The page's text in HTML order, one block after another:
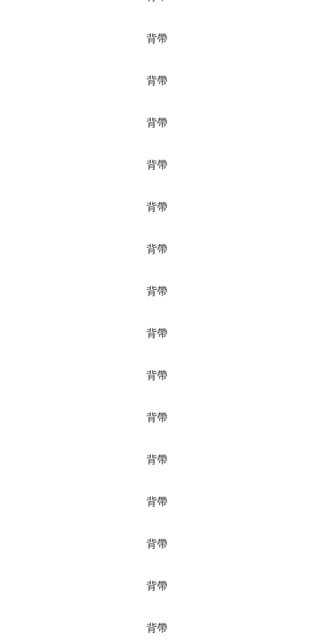
背帶
背帶
背帶
背帶
背帶
背帶
背帶
背帶
背帶
背帶
背帶
背帶
背帶
背帶
背帶